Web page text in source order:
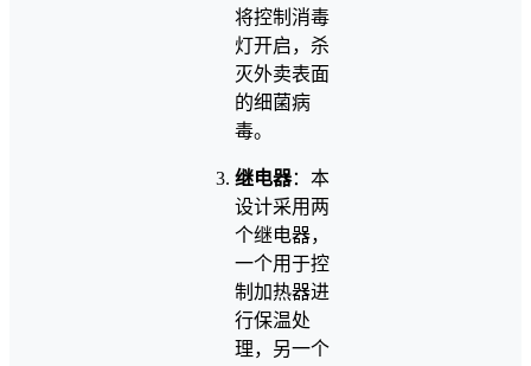
将控制消毒
灯开启，杀
灭外卖表面
的细菌病
毒。
继电器：本
设计采用两
个继电器，
一个用于控
制加热器进
行保温处
理，另一个